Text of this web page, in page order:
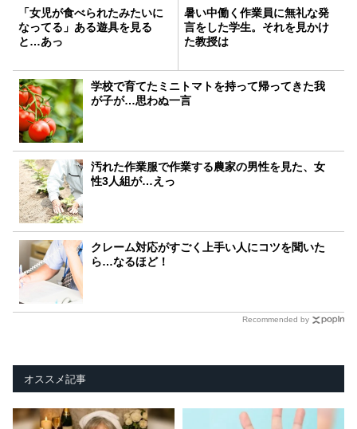
「女児が食べられたみたいに
なってる」ある遊具を見る
と…あっ
暑い中働く作業員に無礼な発
言をした学生。それを見かけ
た教授は
学校で育てたミニトマトを持って帰ってきた我
が子が…思わぬ一言
汚れた作業服で作業する農家の男性を見た、女
性3人組が…えっ
クレーム対応がすごく上手い人にコツを聞いた
ら…なるほど！
Recommended by
オススメ記事